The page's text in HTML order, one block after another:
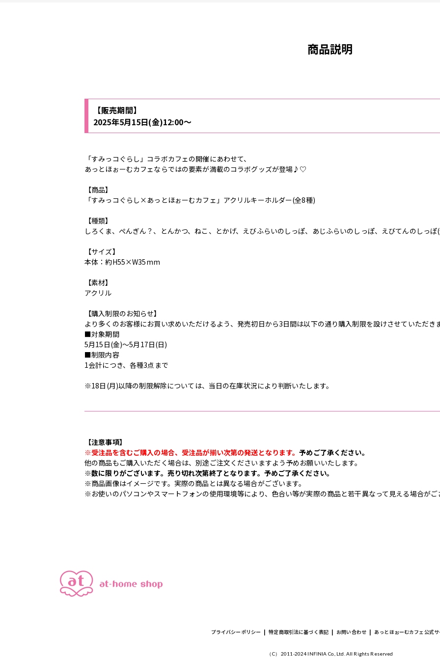
商品説明
【販売期間】
2025年5月15日(金)12:00～
「すみっコぐらし」コラボカフェの開催にあわせて、
あっとほぉーむカフェならではの要素が満載のコラボグッズが登場♪♡
【商品】
「すみっコぐらし×あっとほぉーむカフェ」アクリルキーホルダー(全8種)
【種類】
しろくま、ぺんぎん？、とんかつ、ねこ、とかげ、えびふらいのしっぽ、あじふらいのしっぽ、えびてんのしっぽ
【サイズ】
本体：約H55×W35mm
【素材】
アクリル
【購入制限のお知らせ】
より多くのお客様にお買い求めいただけるよう、発売初日から3日間は以下の通り購入制限を設けさせていただきま
■対象期間
5月15日(金)～5月17日(日)
■制限内容
1会計につき、各種3点まで
※18日(月)以降の制限解除については、当日の在庫状況により判断いたします。
【注意事項】
※受注品を含むご購入の場合、受注品が揃い次第の発送となります。予めご了承ください。
他の商品もご購入いただく場合は、別途ご注文くださいますよう予めお願いいたします。
※数に限りがございます。売り切れ次第終了となります。予めご了承ください。
※商品画像はイメージです。実際の商品とは異なる場合がございます。
※お使いのパソコンやスマートフォンの使用環境等により、色合い等が実際の商品と若干異なって見える場合がご
プライバシーポリシー | 特定商取引法に基づく表記 | お問い合わせ | あっとほぉーむカフェ公式サ
（C） 2011-2024 INFINIA Co., Ltd. All Rights Reserved